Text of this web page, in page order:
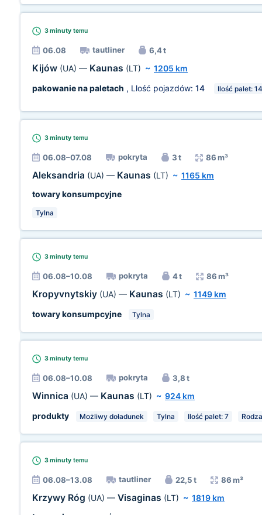
3 minuty temu
06.08 tautliner 6,4 t
Kijów (UA) — Kaunas (LT) ~ 1205 km
pakowanie na paletach , Llość pojazdów: 14 Ilość palet: 14
3 minuty temu
06.08–07.08 pokryta 3 t 86 m³
Aleksandria (UA) — Kaunas (LT) ~ 1165 km
towary konsumpcyjne
Tylna
3 minuty temu
06.08–10.08 pokryta 4 t 86 m³
Kropyvnytskiy (UA) — Kaunas (LT) ~ 1149 km
towary konsumpcyjne
Tylna
3 minuty temu
06.08–10.08 pokryta 3,8 t
Winnica (UA) — Kaunas (LT) ~ 924 km
produkty
Możliwy doładunek Tylna Ilość palet: 7
3 minuty temu
06.08–13.08 tautliner 22,5 t 86 m³
Krzywy Róg (UA) — Visaginas (LT) ~ 1819 km